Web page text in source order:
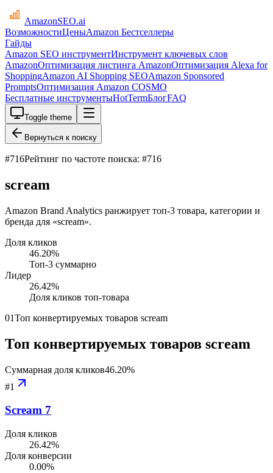
AmazonSEO.ai
ВозможностиЦеныAmazon Бестселлеры
Гайды
Amazon SEO инструментИнструмент ключевых слов
AmazonОптимизация листинга AmazonОптимизация Alexa for
ShoppingAmazon AI Shopping SEOAmazon Sponsored
PromptsОптимизация Amazon COSMO
Бесплатные инструментыHotTermБлогFAQ
Toggle theme
Вернуться к поиску
#716Рейтинг по частоте поиска: #716
scream
Amazon Brand Analytics ранжирует топ-3 товара, категории и
бренда для «scream».
Доля кликов
46.20%
Топ-3 суммарно
Лидер
26.42%
Доля кликов топ-товара
01Топ конвертируемых товаров scream
Топ конвертируемых товаров scream
Суммарная доля кликов46.20%
#1
Scream 7
Доля кликов
26.42%
Доля конверсии
0.00%